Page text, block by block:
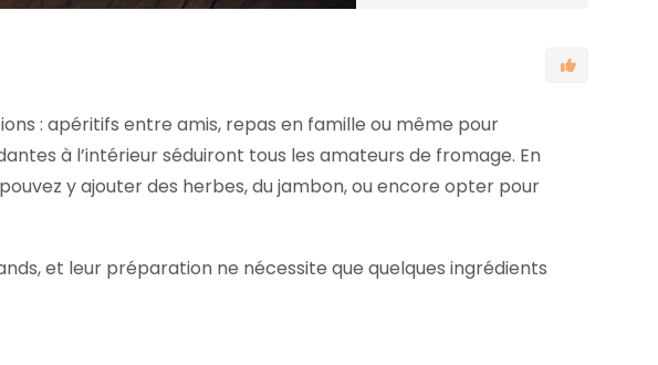
: apéritifs entre amis, repas en famille ou même pour
à l’intérieur séduiront tous les amateurs de fromage. En
y ajouter des herbes, du jambon, ou encore opter pour
et leur préparation ne nécessite que quelques ingrédients